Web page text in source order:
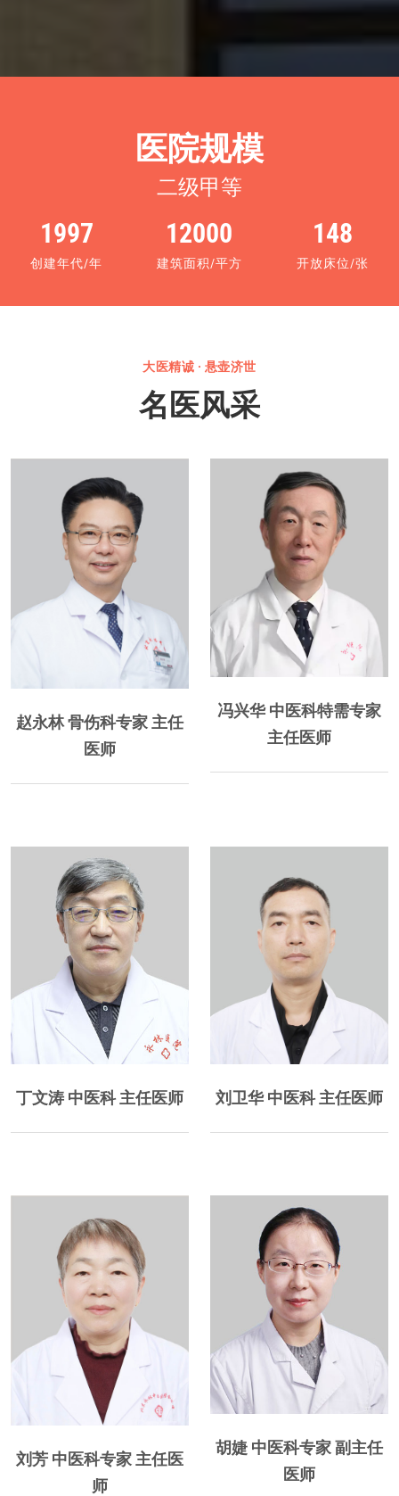
医院规模
二级甲等
1997
创建年代/年
12000
建筑面积/平方
148
开放床位/张
大医精诚 · 悬壶济世
名医风采
赵永林 骨伤科专家 主任
医师
冯兴华 中医科特需专家
主任医师
节炎、痛风、强直性脊柱炎、
干燥综合征、皮肌炎、红斑
丁文涛 中医科 主任医师 刘卫华 中医科 主任医师
结合技术治疗面瘫、偏瘫、失
眠、头晕头痛、鼻炎、咽
刘芳 中医科专家 主任医
师
胡婕 中医科专家 副主任
医师
经方治疗成人、儿童的呼吸道
疾病，如病毒、支原体、细